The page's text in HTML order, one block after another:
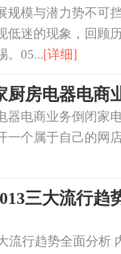
规模与潜力势不可
低迷的现象，回顾
。05...[详细]
厨房电器电商
器电商业务倒闭家
一个属于自己的网
三大流行趋
流行趋势全面分析